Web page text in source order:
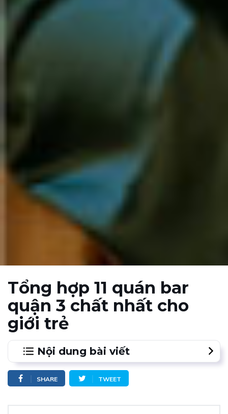
Tổng hợp 11 quán bar
quận 3 chất nhất cho
giới trẻ
Nội dung bài viết
1.Nhà Vang 81
2.CoCo Dining & Whisky Bar
SHARE TWEET